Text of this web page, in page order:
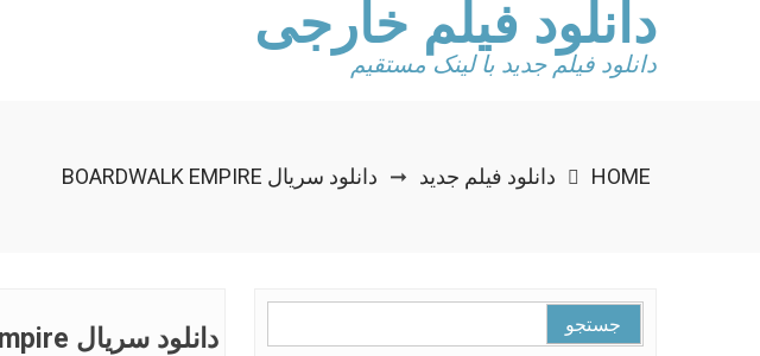
دانلود فیلم خارجی
دانلود فیلم جدید با لینک مستقیم
HOME دانلود فیلم جدید ➞ دانلود سریال BOARDWALK EMPIRE
دانلود سریال Boardwalk Empire
برای: